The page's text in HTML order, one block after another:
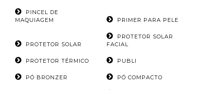
PINCEL DE
MAQUIAGEM
PRIMER PARA PELE
PROTETOR SOLAR
PROTETOR SOLAR
FACIAL
PROTETOR TÉRMICO PUBLI
PÓ BRONZER PÓ COMPACTO